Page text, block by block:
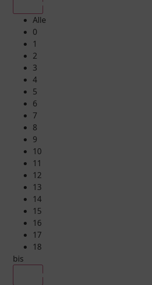
Alle
0
1
2
3
4
5
6
7
8
9
10
11
12
13
14
15
16
17
18
bis